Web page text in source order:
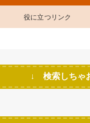
役に立つリンク
↓ 検索しちゃ